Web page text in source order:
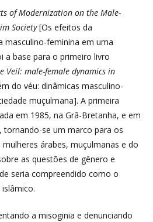
of Modernization on the Male-
Society[Os efeitos da
masculino-feminina em uma
a base para o primeiro livro
Veil: male-female dynamics in
do véu: dinâmicas masculino-
muçulmana]. A primeira
em 1985, na Grã-Bretanha, e em
tornando-se um marco para os
árabes, muçulmanas e do
as questões de gênero e
seria compreendido como o
a misoginia e denunciando